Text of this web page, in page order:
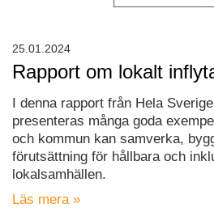
Rapport om lokalt
I denna rapport från Hela
presenteras många goda
och kommun kan samverka,
förutsättning för hållbara och
lokalsamhällen.
Läs mera »
25.01.2024